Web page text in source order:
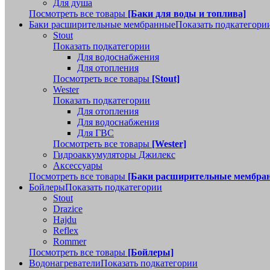
Для душа
Посмотреть все товары [Баки для воды и топлива]
Баки расширительные мембранныеПоказать
Stout
Показать подкатегории
Для водоснабжения
Для отопления
Посмотреть все товары [Stout]
Wester
Показать подкатегории
Для отопления
Для водоснабжения
Для ГВС
Посмотреть все товары [Wester]
Гидроаккумуляторы Джилекс
Аксессуары
Посмотреть все товары [Баки расширительные
БойлерыПоказать подкатегории
Stout
Drazice
Hajdu
Reflex
Rommer
Посмотреть все товары [Бойлеры]
ВодонагревателиПоказать подкатегории